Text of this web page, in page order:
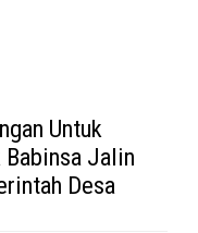
Untuk
Babinsa Jalin
Desa